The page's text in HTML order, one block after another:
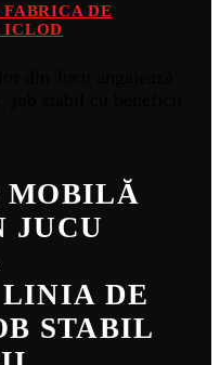
DE
ICLOD
MOBILĂ
JUCU
DE
STABIL